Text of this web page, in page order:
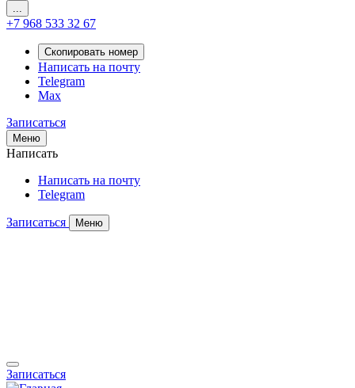
...
+7 968 533 32 67
Скопировать номер
Написать на почту
Telegram
Max
Записаться
Меню
Написать
Написать на почту
Telegram
Записаться Меню
Записаться